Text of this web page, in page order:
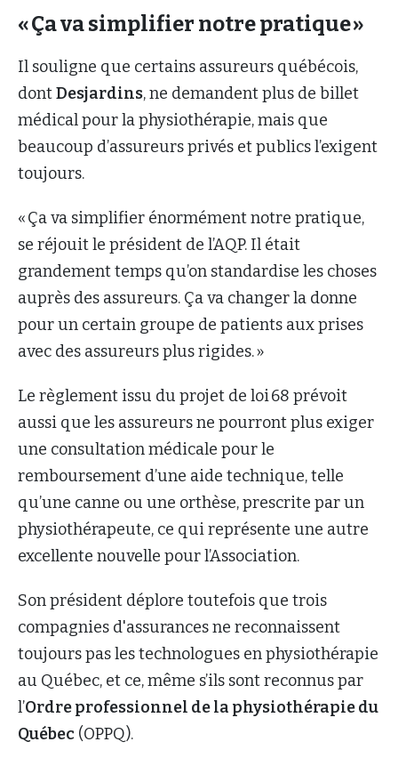
« Ça va simplifier notre pratique »
Il souligne que certains assureurs québécois,
dontDesjardins, ne demandent plus de billet
médical pour la physiothérapie, mais que
beaucoup d’assureurs privés et publics l’exigent
toujours.
« Ça va simplifier énormément notre pratique,
se réjouit le président de l’AQP. Il était
grandement temps qu’on standardise les choses
auprès des assureurs. Ça va changer la donne
pour un certain groupe de patients aux prises
avec des assureurs plus rigides. »
Le règlement issu du projet de loi 68 prévoit
aussi que les assureurs ne pourront plus exiger
une consultation médicale pour le
remboursement d’une aide technique, telle
qu’une canne ou une orthèse, prescrite par un
physiothérapeute, ce qui représente une autre
excellente nouvelle pour l’Association.
Son président déplore toutefois que trois
compagnies d'assurances ne reconnaissent
toujours pas les technologues en physiothérapie
au Québec, et ce, même s’ils sont reconnus par
l’Ordre professionnel de la physiothérapie du
Québec (OPPQ).